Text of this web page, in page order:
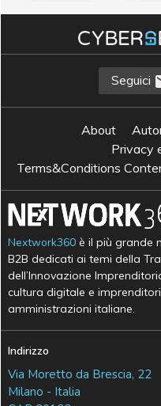
L logistica M
Mobilità
Seguici
About
Privacy
Terms&Conditions
Nextwork360 è il più grande
B2B dedicati ai temi della
dell’Innovazione
cultura digitale e
amministrazioni italiane.
Indirizzo
Via Moretto da Brescia, 22
Milano - Italia